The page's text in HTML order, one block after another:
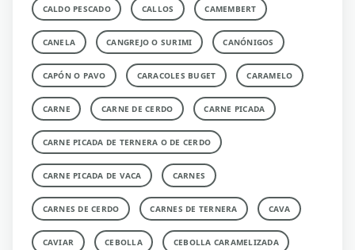
CALDO PESCADO CALLOS CAMEMBERT
CANELA CANGREJO O SURIMI CANÓNIGOS
CAPÓN O PAVO CARACOLES BUGET CARAMELO
CARNE CARNE DE CERDO CARNE PICADA
CARNE PICADA DE TERNERA O DE CERDO
CARNE PICADA DE VACA CARNES
CARNES DE CERDO CARNES DE TERNERA CAVA
CAVIAR CEBOLLA CEBOLLA CARAMELIZADA